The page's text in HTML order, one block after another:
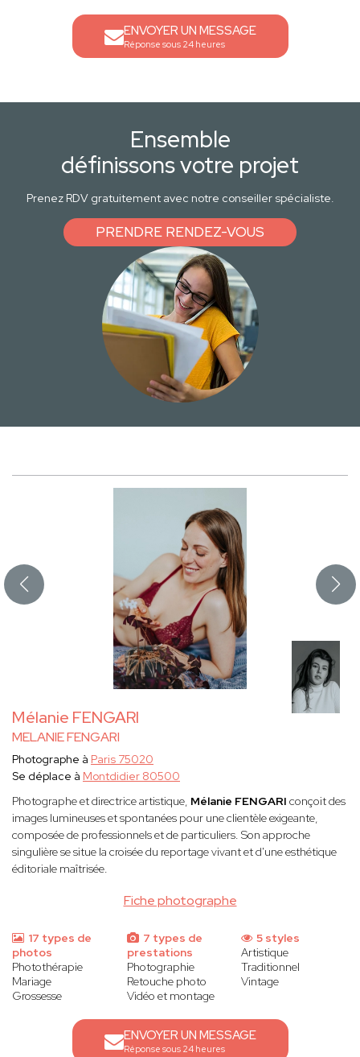
ENVOYER UN MESSAGE
Réponse sous 24 heures
Ensemble
définissons votre projet
Prenez RDV gratuitement avec notre conseiller spécialiste.
PRENDRE RENDEZ-VOUS
Mélanie FENGARI
MELANIE FENGARI
Fiche photographe
Photographe à Paris 75020
Se déplace à Montdidier 80500
Photographe et directrice artistique, Mélanie FENGARI conçoit des
images lumineuses et spontanées pour une clientèle exigeante,
composée de professionnels et de particuliers. Son approche
singulière se situe la croisée du reportage vivant et d'une esthétique
éditoriale maîtrisée.
17 types de
photos
Photothérapie
Mariage
Grossesse
7 types de
prestations
Photographie
Retouche photo
Vidéo et montage
5 styles
Artistique
Traditionnel
Vintage
ENVOYER UN MESSAGE
Réponse sous 24 heures